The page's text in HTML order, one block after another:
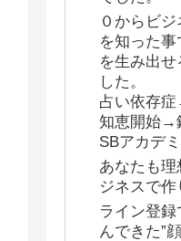
０からビ
を知った事
を生み出せ
した。
占い依存
知恵開始→
SBアカデ
あなたも
ジネスで作
ライン登
んできた”